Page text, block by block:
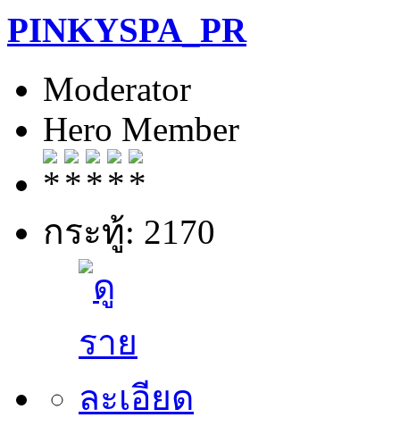
PINKYSPA_PR
Moderator
Hero Member
กระทู้: 2170